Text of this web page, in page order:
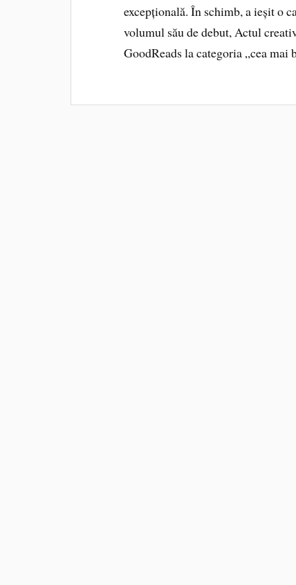
excepțională. În schimb, a ieșit o
volumul său de debut, Actul
GoodReads la categoria „cea